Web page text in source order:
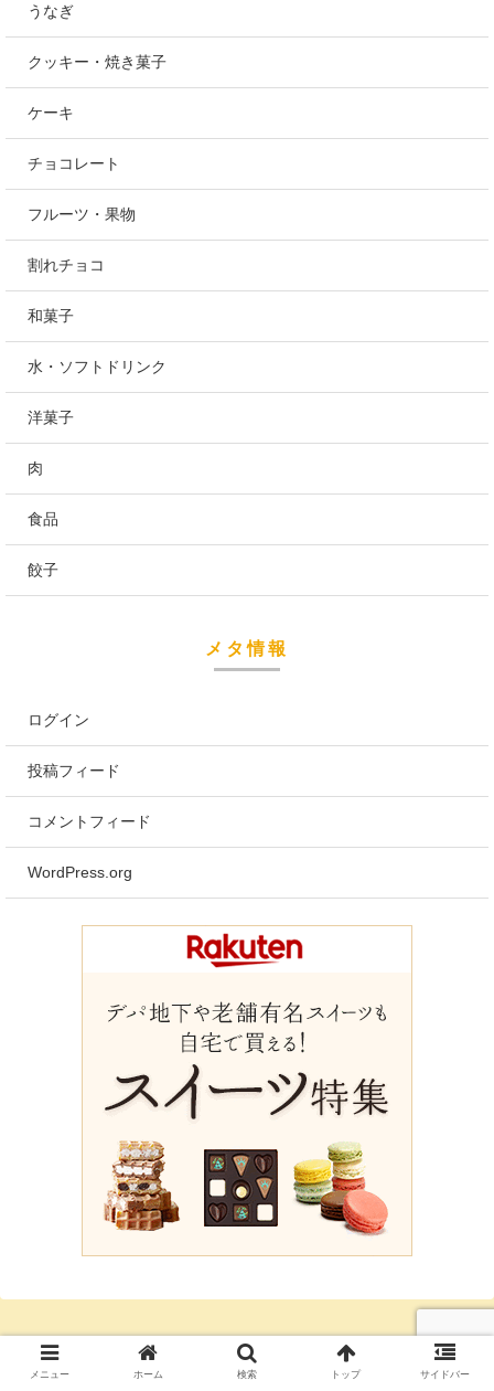
うなぎ
クッキー・焼き菓子
ケーキ
チョコレート
フルーツ・果物
割れチョコ
和菓子
水・ソフトドリンク
洋菓子
肉
食品
餃子
メタ情報
ログイン
投稿フィード
コメントフィード
WordPress.org
メニュー ホーム 検索 トップ サイドバー